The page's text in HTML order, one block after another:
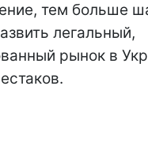
тем больше
легальный,
рынок в